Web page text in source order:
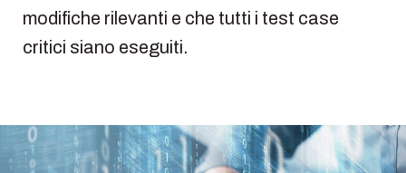
modifiche rilevanti e che tutti i test case
critici siano eseguiti.